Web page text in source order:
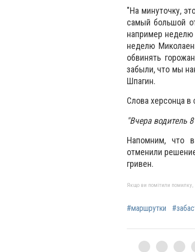
"На минуточку,
самый большой
например неделю
неделю
обвинять
забыли, что мы
Шпагин.
Слова херсонца в
"Вчера водитель
Напомним, что в
отменили
гривен.
Якщо ви помітили помилку,
#маршрутки